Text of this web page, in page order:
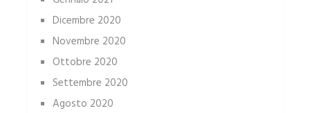
Dicembre 2020
Novembre 2020
Ottobre 2020
Settembre 2020
Agosto 2020